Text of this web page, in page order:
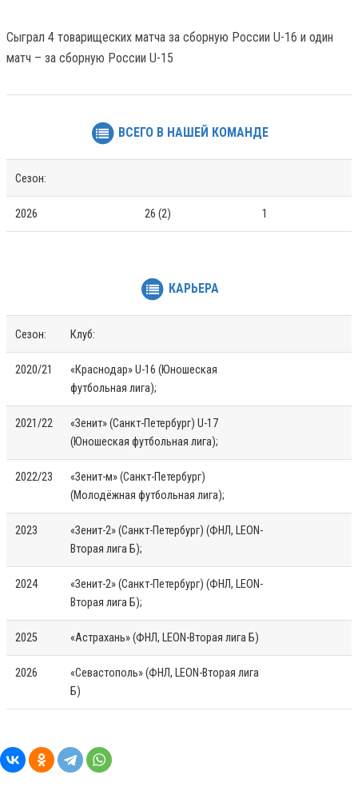
Сыграл 4 товарищеских матча за сборную России U-16 и один
матч – за сборную России U-15
ВСЕГО В НАШЕЙ КОМАНДЕ
Сезон:
2026 26 (2) 1
КАРЬЕРА
Сезон: Клуб:
2020/21
«Краснодар» U-16 (Юношеская
футбольная лига);
2021/22
«Зенит» (Санкт-Петербург) U-17
(Юношеская футбольная лига);
2022/23
«Зенит-м» (Санкт-Петербург)
(Молодёжная футбольная лига);
2023
«Зенит-2» (Санкт-Петербург) (ФНЛ, LEON-
Вторая лига Б);
2024
«Зенит-2» (Санкт-Петербург) (ФНЛ, LEON-
Вторая лига Б);
2025 «Астрахань» (ФНЛ, LEON-Вторая лига Б)
2026
«Севастополь» (ФНЛ, LEON-Вторая лига
Б)